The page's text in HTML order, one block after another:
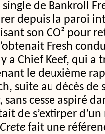
de Bankroll
depuis la paroi
son CO² pour
Fresh
a Chief Keef, qui a
le deuxième
suite au décès de
sans cesse aspiré
de s’extirper
fait une